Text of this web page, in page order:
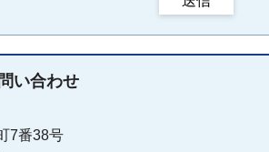
い合わせ
7番38号